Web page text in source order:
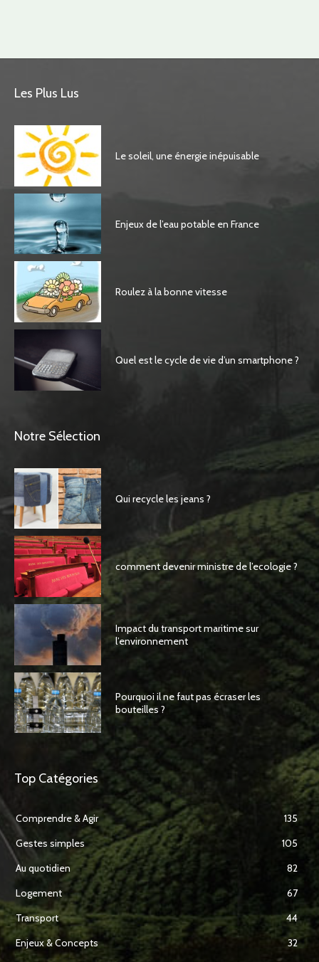
Les Plus Lus
Le soleil, une énergie inépuisable
Enjeux de l’eau potable en France
Roulez à la bonne vitesse
Quel est le cycle de vie d’un smartphone ?
Notre Sélection
Qui recycle les jeans ?
comment devenir ministre de l’ecologie ?
Impact du transport maritime sur
l’environnement
Pourquoi il ne faut pas écraser les
bouteilles ?
Top Catégories
Comprendre & Agir
135
Gestes simples
105
Au quotidien
82
Logement
67
Transport
44
Enjeux & Concepts
32